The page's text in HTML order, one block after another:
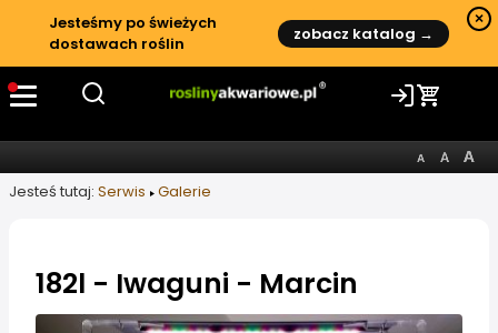
Jesteśmy po świeżych
dostawach roślin
zobacz katalog →
×
Jesteś tutaj: Serwis Galerie
182l - Iwaguni - Marcin